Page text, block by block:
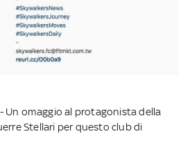
- Un omaggio al protagonista della
Stellari per questo club di